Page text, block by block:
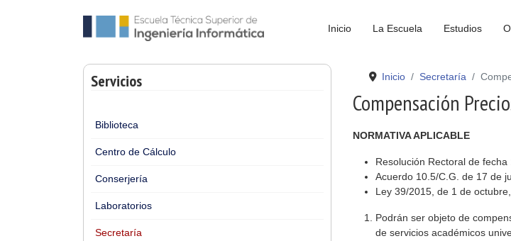
Inicio La Escuela Estudios
Servicios
Biblioteca
Centro de Cálculo
Conserjería
Laboratorios
Secretaría
Inicio Secretaría
Compensación
NORMATIVA APLICABLE
Resolución Rectoral de fecha
Acuerdo 10.5/C.G. de 17 de
Ley 39/2015, de 1 de
Podrán ser objeto de
de servicios académicos